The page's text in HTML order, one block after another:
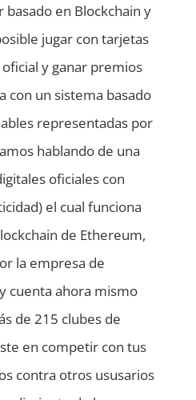
en Blockchain y
jugar con tarjetas
y ganar premios
con un sistema basado
representadas por
hablando de una
oficiales con
el cual funciona
de Ethereum,
la empresa de
cuenta ahora mismo
de 215 clubes de
en competir con tus
contra otros ususarios